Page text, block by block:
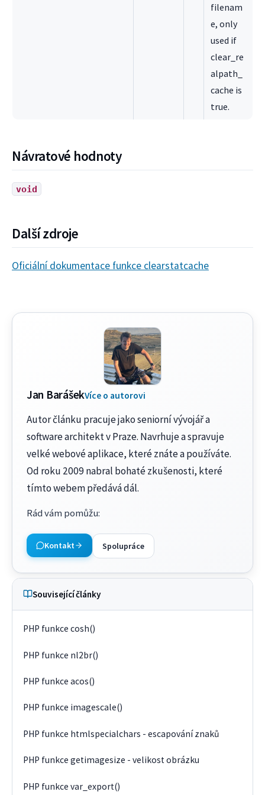
filenam
e, only
used if
clear_re
alpath_
cache is
true.
Návratové hodnoty
void
Další zdroje
Oficiální dokumentace funkce clearstatcache
Jan BarášekVíce o autorovi
Autor článku pracuje jako seniorní vývojář a
software architekt v Praze. Navrhuje a spravuje
velké webové aplikace, které znáte a používáte.
Od roku 2009 nabral bohaté zkušenosti, které
tímto webem předává dál.
Rád vám pomůžu:
Kontakt Spolupráce
Související články
PHP funkce cosh()
PHP funkce nl2br()
PHP funkce acos()
PHP funkce imagescale()
PHP funkce htmlspecialchars - escapování znaků
PHP funkce getimagesize - velikost obrázku
PHP funkce var_export()